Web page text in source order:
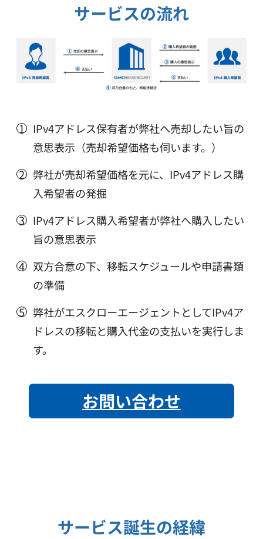
サービスの流れ
IPv4アドレス保有者が弊社へ売却したい旨の
意思表示（売却希望価格も伺います。）
弊社が売却希望価格を元に、IPv4アドレス購
入希望者の発掘
IPv4アドレス購入希望者が弊社へ購入したい
旨の意思表示
双方合意の下、移転スケジュールや申請書類
の準備
弊社がエスクローエージェントとしてIPv4ア
ドレスの移転と購入代金の支払いを実行しま
す。
お問い合わせ
サービス誕生の経緯